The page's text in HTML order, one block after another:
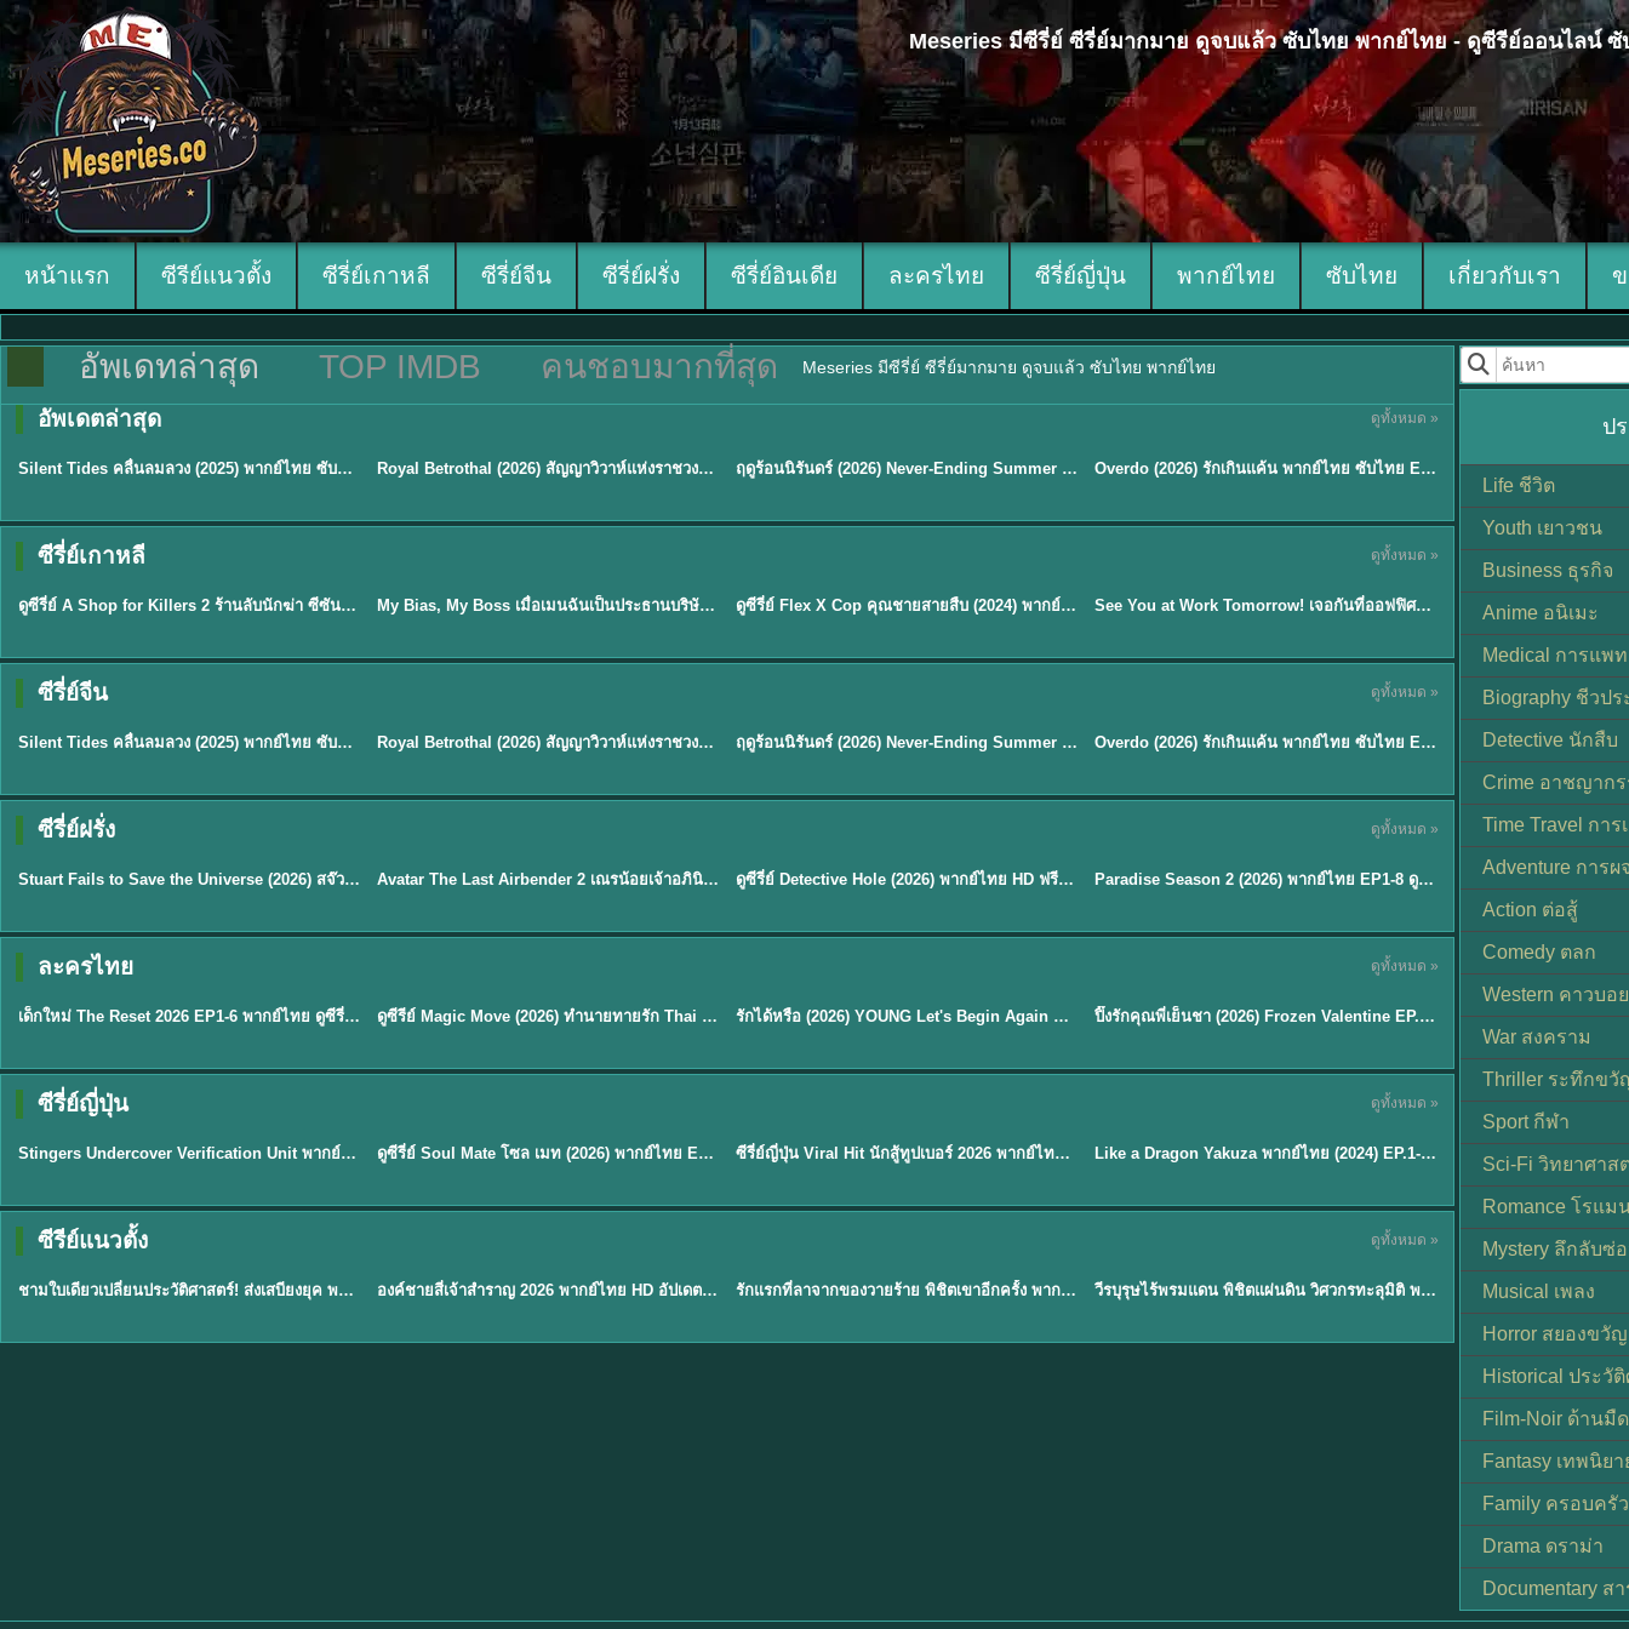
Meseries มีซีรี่ย์ ซีรี่ย์มากมาย ดูจบแล้ว ซับไทย พากย์ไทย - ดูซีรีย์ออนไลน์
หน้าแรก ซีรีย์แนวตั้ง ซีรี่ย์เกาหลี ซีรี่ย์จีน ซีรี่ย์ฝรั่ง ซีรี่ย์อินเดีย ละครไทย ซีรี่ย์ญี่ปุ่น พากย์ไทย ซับไทย เกี่ยวกับเรา
อัพเดทล่าสุด TOP IMDB คนชอบมากที่สุด Meseries มีซีรี่ย์ ซีรี่ย์มากมาย ดูจบแล้ว ซับไทย พากย์ไทย
อัพเดตล่าสุด ดูทั้งหมด »
★9.5
พากย์ไทย
Silent Tides คลื่นลมลวง (2025) พากย์ไทย ซับไทย EP.1-31 ★9 Royal Betrothal (2026) สัญญาวิวาห์แห่งราชวงศ์ พากย์ไทย ซับไทย EP1-32 ★8.8 ฤดูร้อนนิรันดร์ (2026) Never-Ending Summer พากย์ไทย EP.1-29 Overdo (2026) รักเกินแค้น พากย์ไทย ซับไทย EP1-33 (จบ)
ซีรี่ย์เกาหลี ดูทั้งหมด »
★8 EP.16
พากย์ไทย
ดูซีรี่ย์ A Shop for Killers 2 ร้านลับนักฆ่า ซีซัน 2 (2026) ซับไทย-พากย์ไทย My Bias, My Boss เมื่อเมนฉันเป็นประธานบริษัท (2026) พากย์ไทย ซับไทย EP.1-12 ★8 EP.16ดูซีรี่ย์ Flex X Cop คุณชายสายสืบ (2024) พากย์ไทย-ซับไทย EP.1-16 (จบ) ★9 EP.8See You at Work Tomorrow! เจอกันที่ออฟฟิศพรุ่งนี้นะ พากย์ไทย
ซีรี่ย์จีน ดูทั้งหมด »
★9.5
พากย์ไทย
Silent Tides คลื่นลมลวง (2025) พากย์ไทย ซับไทย EP.1-31 ★9 Royal Betrothal (2026) สัญญาวิวาห์แห่งราชวงศ์ พากย์ไทย ซับไทย EP1-32 ★8.8 ฤดูร้อนนิรันดร์ (2026) Never-Ending Summer พากย์ไทย EP.1-29 Overdo (2026) รักเกินแค้น พากย์ไทย ซับไทย EP1-33 (จบ)
ซีรี่ย์ฝรั่ง ดูทั้งหมด »
★8.8 EP.2
พากย์ไทย
Stuart Fails to Save the Universe (2026) สจ๊วตล่มแผนกู้จักรวาล พากย์ไทย EP1-10 ★7.8 EP.7Avatar The Last Airbender 2 เณรน้อยเจ้าอภินิหาร พากย์ไทย EP.9ดูซีรี่ย์ Detective Hole (2026) พากย์ไทย HD ฟรี อัปเดตล่าสุด Netflix EP.8Paradise Season 2 (2026) พากย์ไทย EP1-8 ดูซีรี่ย์ฝรั่ง HD ครบทุกตอน
ละครไทย ดูทั้งหมด »
★ 8 EP.6
พากย์ไทย
เด็กใหม่ The Reset 2026 EP1-6 พากย์ไทย ดูซีรี่ย์ Netflix ล่าสุด HD ดูซีรีย์ Magic Move (2026) ทำนายทายรัก Thai EP.1-10 HD รักได้หรือ (2026) YOUNG Let's Begin Again พากย์ไทย EP.1-19 ★8 ปิ๊งรักคุณพี่เย็นชา (2026) Frozen Valentine EP.1-10 (จบ)
ซีรี่ย์ญี่ปุ่น ดูทั้งหมด »
EP.11
พากย์ไทย
Stingers Undercover Verification Unit พากย์ไทย EP1-11 HD ฟรี ★8 EP.8ดูซีรี่ย์ Soul Mate โซล เมท (2026) พากย์ไทย EP.1-8 (จบ) ★7.9 EP.6ซีรี่ย์ญี่ปุ่น Viral Hit นักสู้ทูปเบอร์ 2026 พากย์ไทย EP.1-6 ★7 EP.6Like a Dragon Yakuza พากย์ไทย (2024) EP.1-6 (จบ)
ซีรีย์แนวตั้ง ดูทั้งหมด »
EP.1
พากย์ไทย
ชามใบเดียวเปลี่ยนประวัติศาสตร์! ส่งเสบียงยุค พากย์ไทย EP.1องค์ชายสี่เจ้าสำราญ 2026 พากย์ไทย HD อัปเดตล่าสุด ดูออนไลน์ EP.1รักแรกที่ลาจากของวายร้าย พิชิตเขาอีกครั้ง พากย์ไทย EP.1วีรบุรุษไร้พรมแดน พิชิตแผ่นดิน วิศวกรทะลุมิติ พลิกแผ่นดิน
ป
Life ชีวิต
Youth เยาวชน
Business ธุรกิจ
Anime อนิเมะ
Medical การแพ
Biography ชีวปร
Detective นักสืบ
Crime อาชญาก
Time Travel กา
Adventure การ
Action ต่อสู้
Comedy ตลก
Western คาวบอ
War สงคราม
Thriller ระทึกขวั
Sport กีฬา
Sci-Fi วิทยาศาส
Romance โรแม
Mystery ลึกลับซ่
Musical เพลง
Horror สยองขวัญ
Historical ประวั
Film-Noir ด้านมื
Fantasy เทพนิยา
Family ครอบครัว
Drama ดราม่า
Documentary ส